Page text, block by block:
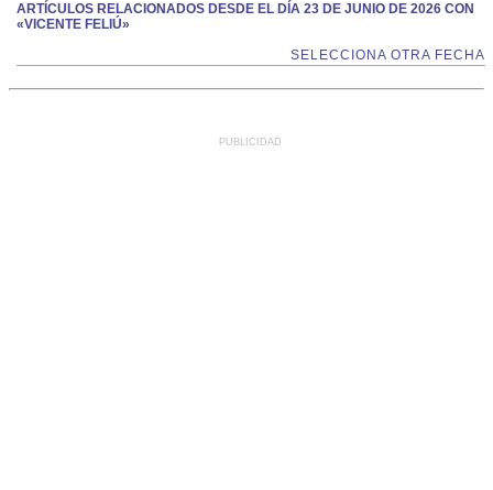
ARTÍCULOS RELACIONADOS DESDE EL DÍA 23 DE JUNIO DE 2026 CON
«VICENTE FELIÚ»
SELECCIONA OTRA FECHA
PUBLICIDAD